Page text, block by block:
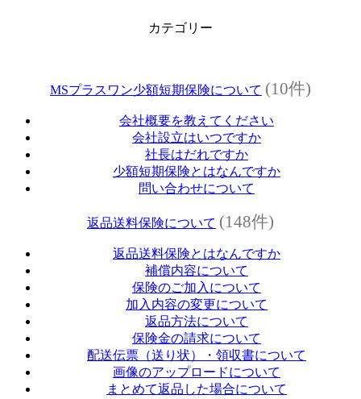
カテゴリー
MSプラスワン少額短期保険について (10件)
会社概要を教えてください
会社設立はいつですか
社長はだれですか
少額短期保険とはなんですか
問い合わせについて
返品送料保険について (148件)
返品送料保険とはなんですか
補償内容について
保険のご加入について
加入内容の変更について
返品方法について
保険金の請求について
配送伝票（送り状）・領収書について
画像のアップロードについて
まとめて返品した場合について